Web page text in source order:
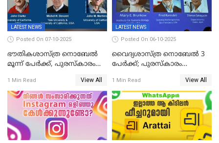
LATEST NEWS
Posted On 07-10-2025
ഭൗതികശാസ്ത്ര നൊബേല്‍
മൂന്ന് പേർക്ക്, പുരസ്‌കാരം
ഗവേഷണത്തിന്
1 Min Read View All
LATEST NEWS
Posted On 06-10-2025
വൈദ്യശാസ്ത്ര നൊബേൽ 3
പേർക്ക്; പുരസ്കാരം
ബന്ധപ്പെട്ട ഗവേഷണത്തിന്
1 Min Read View All